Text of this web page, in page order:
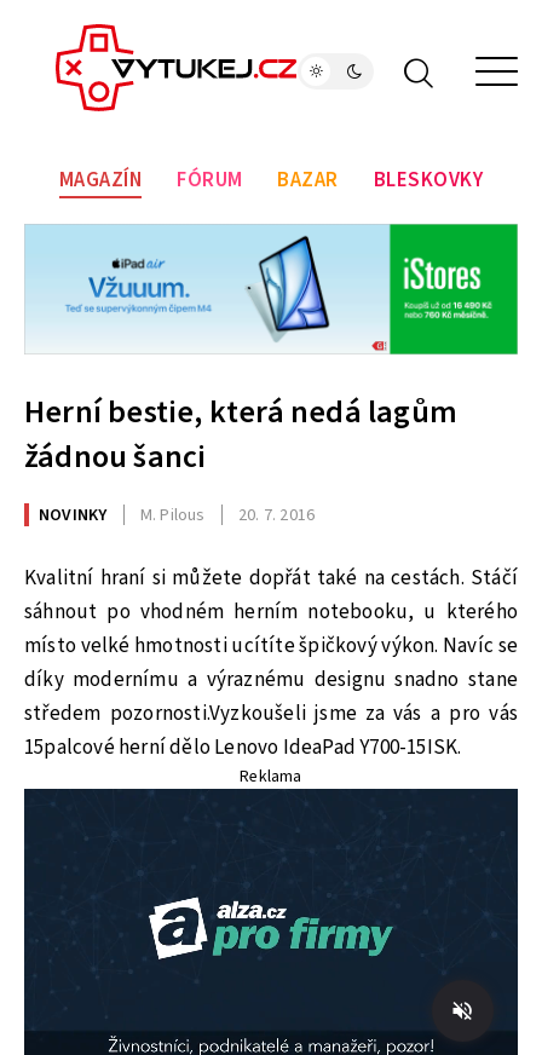
MAGAZÍN FÓRUM BAZAR BLESKOVKY
Herní bestie, která nedá lagům
žádnou šanci
NOVINKY M. Pilous 20. 7. 2016
Kvalitní hraní si můžete dopřát také na cestách. Stáčí
sáhnout po vhodném herním notebooku, u kterého
místo velké hmotnosti ucítíte špičkový výkon. Navíc se
díky modernímu a výraznému designu snadno stane
středem pozornosti.Vyzkoušeli jsme za vás a pro vás
15palcové herní dělo Lenovo IdeaPad Y700-15ISK.
Reklama